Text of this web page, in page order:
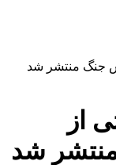
از
شد